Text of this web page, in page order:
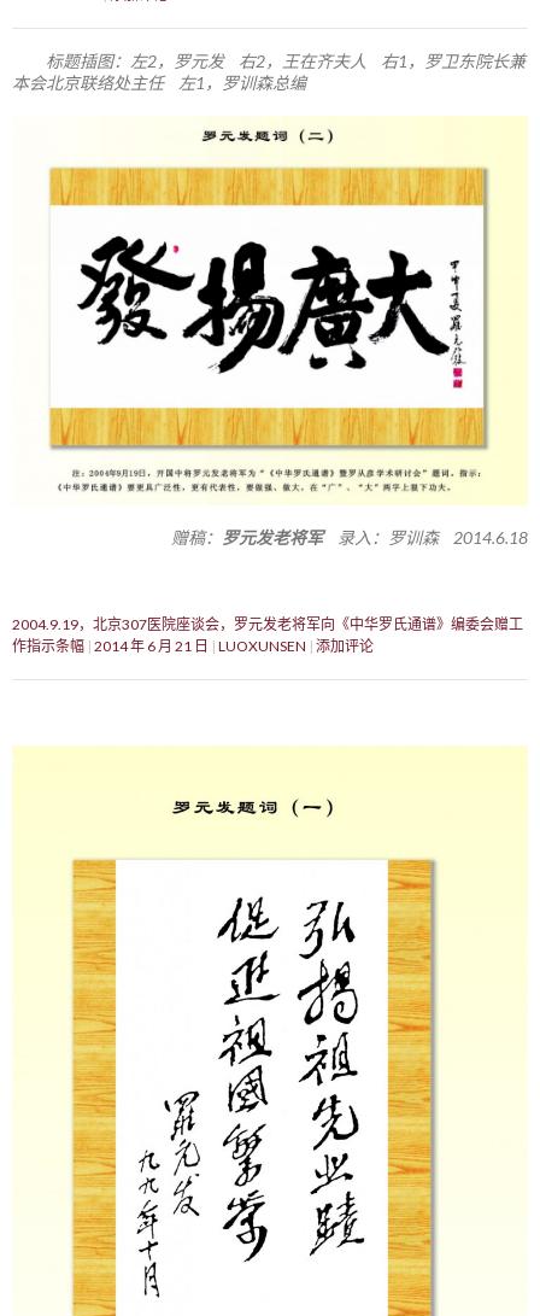
标题插图：左2，罗元发 右2，王在齐夫人 右1，罗卫东院长兼
本会北京联络处主任 左1，罗训森总编
赠稿： 罗元发老将军录入：罗训森 2014.6.18
2004.9.19，北京307医院座谈会，罗元发老将军向《中华罗氏通谱》编委会赠工
作指示条幅 2014 年 6 月 21 日 LUOXUNSEN 添加评论